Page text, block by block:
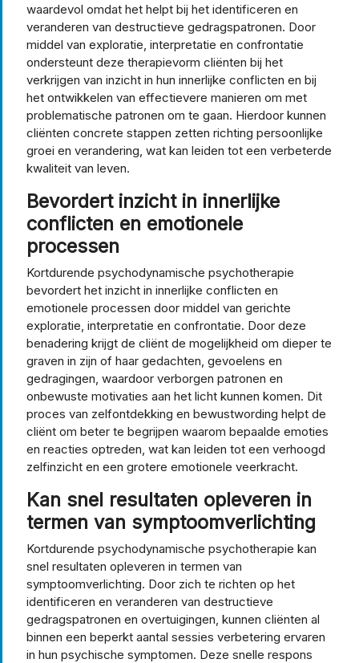
waardevol omdat het helpt bij het identificeren en
veranderen van destructieve gedragspatronen. Door
middel van exploratie, interpretatie en confrontatie
ondersteunt deze therapievorm cliënten bij het
verkrijgen van inzicht in hun innerlijke conflicten en bij
het ontwikkelen van effectievere manieren om met
problematische patronen om te gaan. Hierdoor kunnen
cliënten concrete stappen zetten richting persoonlijke
groei en verandering, wat kan leiden tot een verbeterde
kwaliteit van leven.
Bevordert inzicht in innerlijke
conflicten en emotionele
processen
Kortdurende psychodynamische psychotherapie
bevordert het inzicht in innerlijke conflicten en
emotionele processen door middel van gerichte
exploratie, interpretatie en confrontatie. Door deze
benadering krijgt de cliënt de mogelijkheid om dieper te
graven in zijn of haar gedachten, gevoelens en
gedragingen, waardoor verborgen patronen en
onbewuste motivaties aan het licht kunnen komen. Dit
proces van zelfontdekking en bewustwording helpt de
cliënt om beter te begrijpen waarom bepaalde emoties
en reacties optreden, wat kan leiden tot een verhoogd
zelfinzicht en een grotere emotionele veerkracht.
Kan snel resultaten opleveren in
termen van symptoomverlichting
Kortdurende psychodynamische psychotherapie kan
snel resultaten opleveren in termen van
symptoomverlichting. Door zich te richten op het
identificeren en veranderen van destructieve
gedragspatronen en overtuigingen, kunnen cliënten al
binnen een beperkt aantal sessies verbetering ervaren
in hun psychische symptomen. Deze snelle respons